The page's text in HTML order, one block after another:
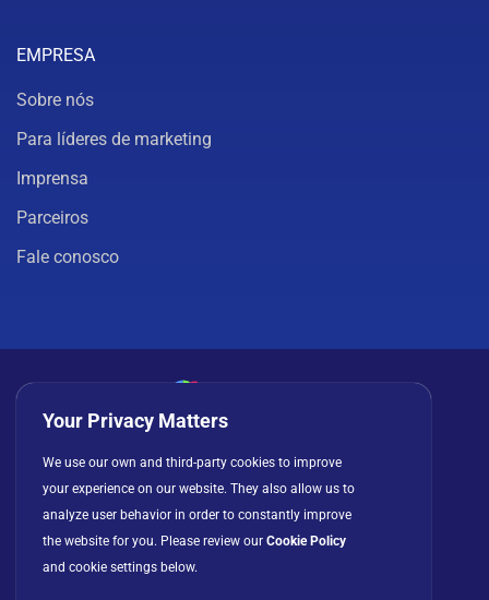
EMPRESA
Sobre nós
Para líderes de marketing
Imprensa
Parceiros
Fale conosco
Política de privacidade Cookies
Contrato de licença
Your Privacy Matters
We use our own and third-party cookies to improve
your experience on our website. They also allow us to
analyze user behavior in order to constantly improve
the website for you. Please review our Cookie Policy
and cookie settings below.